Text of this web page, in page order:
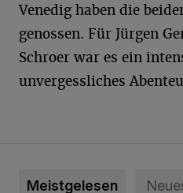
Venedig haben die
genossen. Für Jürgen
Schroer war es ein
unvergessliches
Meistgelesen